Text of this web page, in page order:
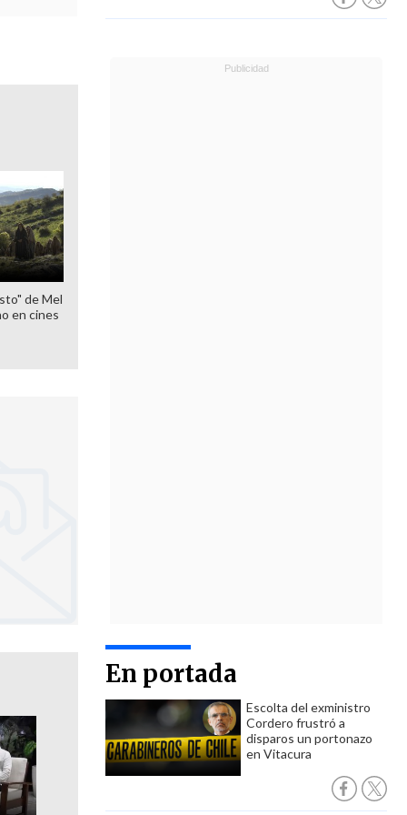
En portada
Escolta del exministro
Cordero frustró a
disparos un portonazo
en Vitacura
de Mel
en cines